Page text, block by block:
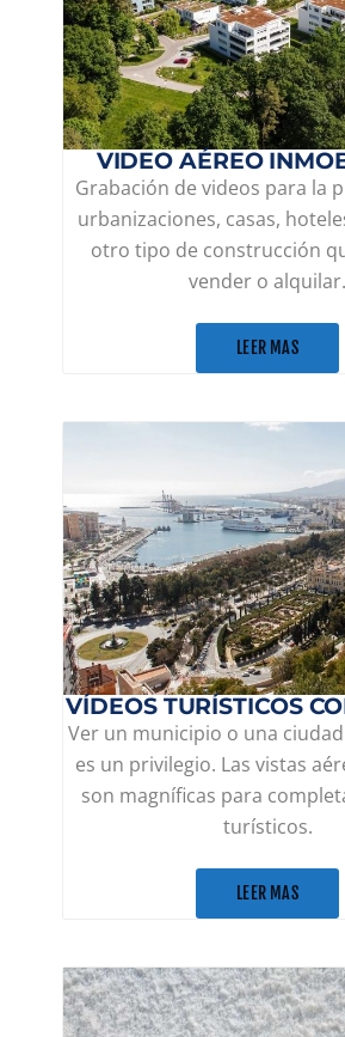
VIDEO AÉREO
Grabación de videos para la
urbanizaciones, casas,
otro tipo de construcción
vender o alquilar.
LEER MAS
VÍDEOS TURÍSTICOS
Ver un municipio o una
es un privilegio. Las vistas
son magníficas para
turísticos.
LEER MAS